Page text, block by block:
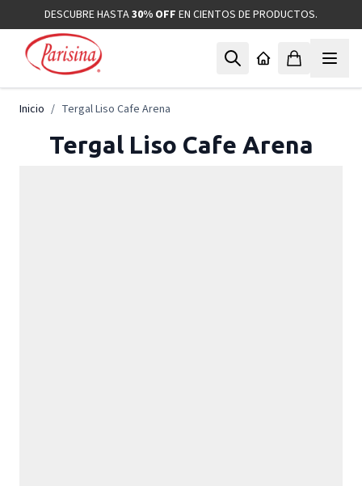
Ir al contenidoDESCUBRE HASTA30% OFF EN CIENTOS DE PRODUCTOS.
Inicio / Tergal Liso Cafe Arena
Tergal Liso Cafe Arena